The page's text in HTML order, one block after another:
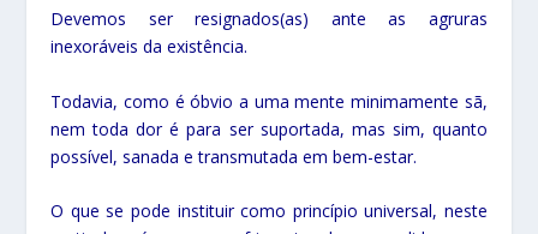
Devemos ser resignados(as) ante as agruras
inexoráveis da existência.
Todavia, como é óbvio a uma mente minimamente sã,
nem toda dor é para ser suportada, mas sim, quanto
possível, sanada e transmutada em bem-estar.
O que se pode instituir como princípio universal, neste